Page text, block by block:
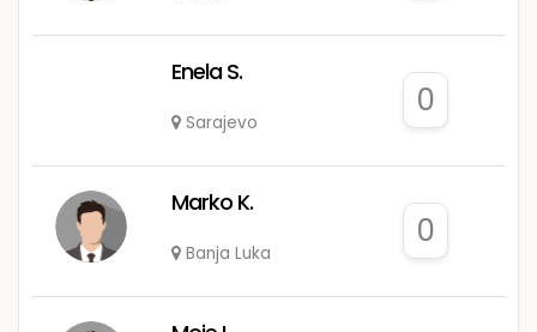
Enela S.
Sarajevo
0
Marko K.
Banja Luka
0